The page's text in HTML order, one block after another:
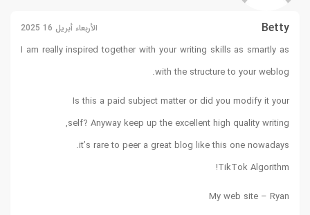
Betty الأربعاء أبريل 16 2025
I am really inspired together with your writing skills as smartly as
with the structure to your weblog.
Is this a paid subject matter or did you modify it your
self? Anyway keep up the excellent high quality writing,
it’s rare to peer a great blog like this one nowadays.
TikTok Algorithm
!
My web site – Ryan